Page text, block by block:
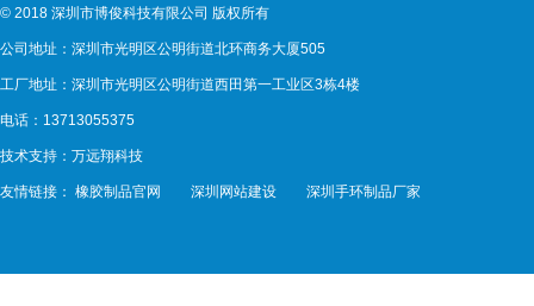
© 2018 深圳市博俊科技有限公司 版权所有
公司地址：深圳市光明区公明街道北环商务大厦505
工厂地址：深圳市光明区公明街道西田第一工业区3栋4楼
电话：13713055375
技术支持： 万远翔科技
友情链接： 橡胶制品官网 深圳网站建设 深圳手环制品厂家